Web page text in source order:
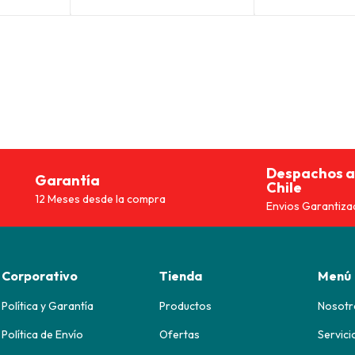
Garantía
12 Meses desde la compra
Despachos
Chile
Envios
Corporativo
Política y Garantía
Política de Envío
Tienda
Productos
Ofertas
Menú